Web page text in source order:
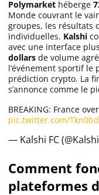
Investir
Meilleurs
Polymarket héberge
Monde couvrant le
groupes, les résultats
individuelles. Kalshi
avec une interface
dollars de volume
l’événement sportif le
prédiction crypto. La
s’annonce comme le
BREAKING: France
pic.twitter.com/
— Kalshi FC
Comment
plateformes